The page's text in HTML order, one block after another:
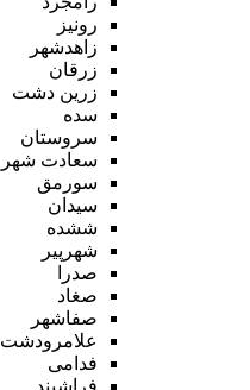
رونیز
زاهدشهر
زرقان
زرین دشت
سده
سروستان
سعادت شهر
سورمق
سیدان
ششده
شهرپیر
صدرا
صغاد
صفاشهر
علامرودشت
فدامی
فراشبند